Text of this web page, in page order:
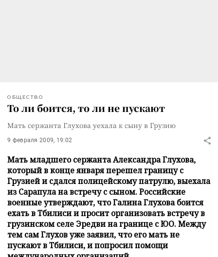
ОБЩЕСТВО
То ли боится, то ли не пускают
Мать сержанта Глухова уехала к сыну в Грузию
9 февраля 2009, 19:02
Мать младшего сержанта Александра Глухова,
который в конце января перешел границу с
Грузией и сдался полицейскому патрулю, выехала
из Сарапула на встречу с сыном. Российские
военные утверждают, что Галина Глухова боится
ехать в Тбилиси и просит организовать встречу в
грузинском селе Эредви на границе с ЮО. Между
тем сам Глухов уже заявил, что его мать не
пускают в Тбилиси, и попросил помощи